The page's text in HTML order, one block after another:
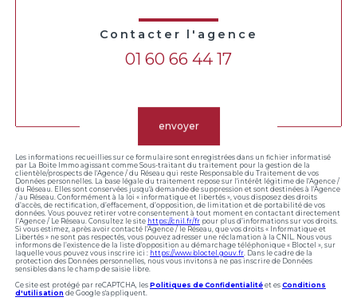
Contacter l'agence
01 60 66 44 17
envoyer
Les informations recueillies sur ce formulaire sont enregistrées dans un fichier informatisé
par La Boite Immo agissant comme Sous-traitant du traitement pour la gestion de la
clientèle/prospects de l'Agence / du Réseau qui reste Responsable du Traitement de vos
Données personnelles. La base légale du traitement repose sur l'intérêt légitime de l'Agence /
du Réseau. Elles sont conservées jusqu'à demande de suppression et sont destinées à l'Agence
/ au Réseau. Conformément à la loi « informatique et libertés », vous disposez des droits
d’accès, de rectification, d’effacement, d’opposition, de limitation et de portabilité de vos
données. Vous pouvez retirer votre consentement à tout moment en contactant directement
l’Agence / Le Réseau. Consultez le site https://cnil.fr/fr pour plus d’informations sur vos droits.
Si vous estimez, après avoir contacté l'Agence / le Réseau, que vos droits « Informatique et
Libertés » ne sont pas respectés, vous pouvez adresser une réclamation à la CNIL. Nous vous
informons de l’existence de la liste d'opposition au démarchage téléphonique « Bloctel », sur
laquelle vous pouvez vous inscrire ici : https://www.bloctel.gouv.fr . Dans le cadre de la
protection des Données personnelles, nous vous invitons à ne pas inscrire de Données
sensibles dans le champ de saisie libre.
Ce site est protégé par reCAPTCHA, les Politiques de Confidentialité et es Conditions
d'utilisation de Google s'appliquent.